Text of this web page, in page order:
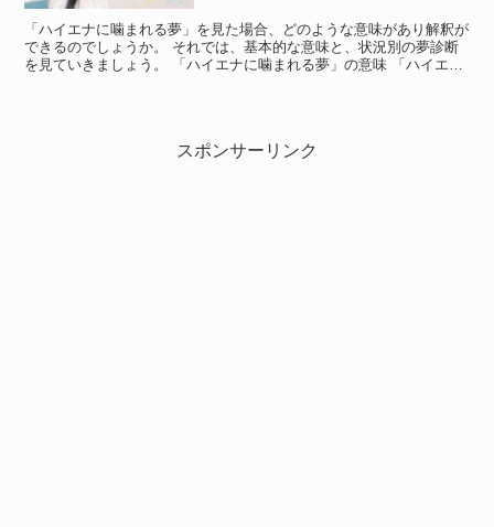
「ハイエナに噛まれる夢」を見た場合、どのような意味があり解釈が
できるのでしょうか。 それでは、基本的な意味と、状況別の夢診断
を見ていきましょう。 「ハイエナに噛まれる夢」の意味 「ハイエナ
スポンサーリンク